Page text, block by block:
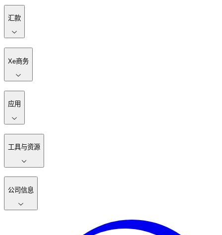
汇款
Xe商务
应用
工具与资源
公司信息